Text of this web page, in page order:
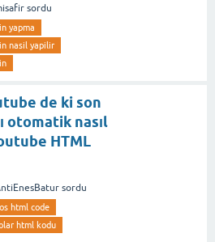
sordu
yapma
nasil yapilir
de ki son
otomatik nasıl
HTML
sordu
html code
html kodu